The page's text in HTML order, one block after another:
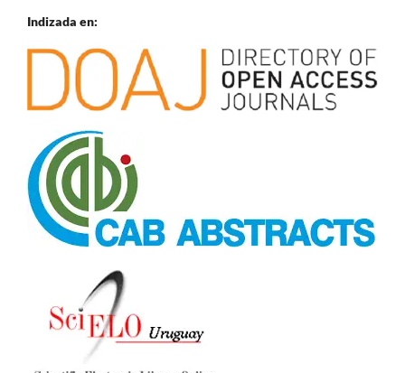
Indizada en: